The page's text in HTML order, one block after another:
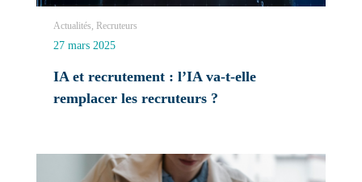
Actualités, Recruteurs
27 mars 2025
IA et recrutement : l’IA va-t-elle
remplacer les recruteurs ?